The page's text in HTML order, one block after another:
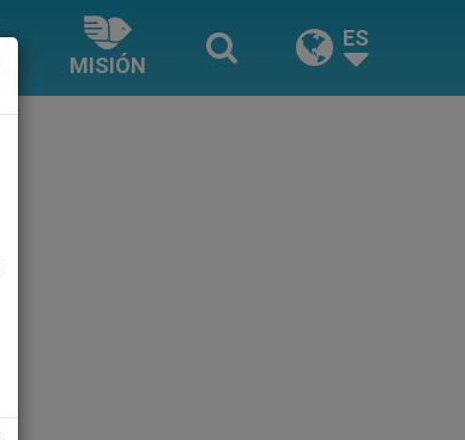
MISIÓN
ES